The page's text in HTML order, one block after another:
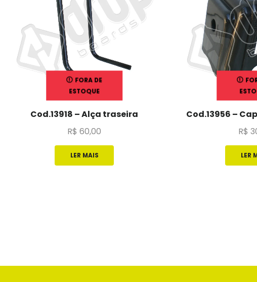
FORA DE
ESTOQUE
Cod.13918 – Alça traseira
R$ 60,00
LER MAIS
Cod.13956 –
R$
LER